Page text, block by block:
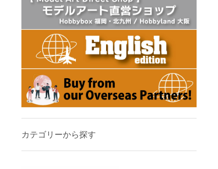
カテゴリーから探す